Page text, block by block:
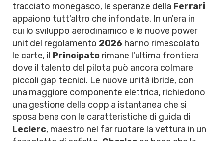
tracciato monegasco, le speranze della Ferrari
appaiono tutt'altro che infondate. In un'era in
cui lo sviluppo aerodinamico e le nuove power
unit del regolamento 2026 hanno rimescolato
le carte, il Principato rimane l'ultima frontiera
dove il talento del pilota può ancora colmare
piccoli gap tecnici. Le nuove unità ibride, con
una maggiore componente elettrica, richiedono
una gestione della coppia istantanea che si
sposa bene con le caratteristiche di guida di
Leclerc, maestro nel far ruotare la vettura in un